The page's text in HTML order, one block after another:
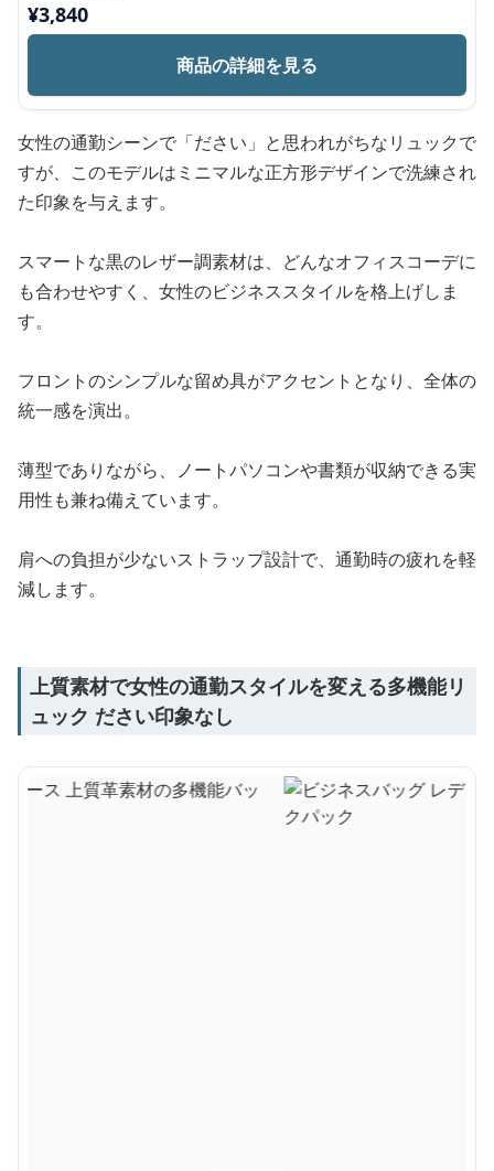
¥3,840
商品の詳細を見る
女性の通勤シーンで「ださい」と思われがちなリュックで
すが、このモデルはミニマルな正方形デザインで洗練され
た印象を与えます。
スマートな黒のレザー調素材は、どんなオフィスコーデに
も合わせやすく、女性のビジネススタイルを格上げしま
す。
フロントのシンプルな留め具がアクセントとなり、全体の
統一感を演出。
薄型でありながら、ノートパソコンや書類が収納できる実
用性も兼ね備えています。
肩への負担が少ないストラップ設計で、通勤時の疲れを軽
減します。
上質素材で女性の通勤スタイルを変える多機能リ
ュック ださい印象なし